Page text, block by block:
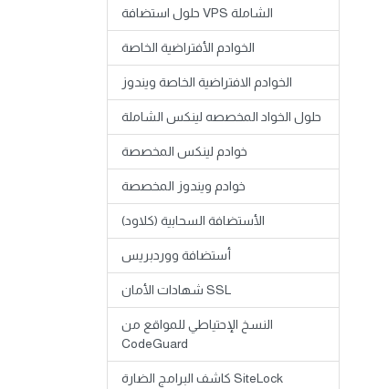
حلول استضافة VPS الشاملة
الخوادم الأفتراضية الخاصة
الخوادم الافتراضية الخاصة ويندوز
حلول الخواد المخصصه لينكس الشاملة
خوادم لينكس المخصصة
خوادم ويندوز المخصصة
الأستضافة السحابية (كلاود)
أستضافة ووردبريس
شهادات الأمان SSL
النسخ الإحتياطي للمواقع من
CodeGuard
كاشف البرامج الضارة SiteLock